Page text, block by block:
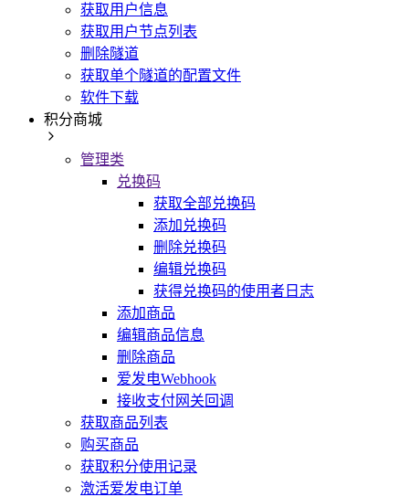
获取用户信息
获取用户节点列表
删除隧道
获取单个隧道的配置文件
软件下载
积分商城
管理类
兑换码
获取全部兑换码
添加兑换码
删除兑换码
编辑兑换码
获得兑换码的使用者日志
添加商品
编辑商品信息
删除商品
爱发电Webhook
接收支付网关回调
获取商品列表
购买商品
获取积分使用记录
激活爱发电订单